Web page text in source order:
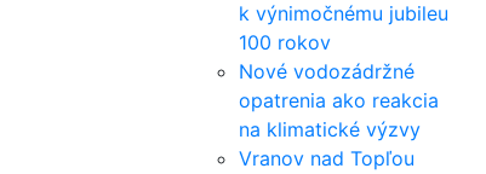
k výnimočnému jubileu
100 rokov
Nové vodozádržné
opatrenia ako reakcia
na klimatické výzvy
Vranov nad Topľou